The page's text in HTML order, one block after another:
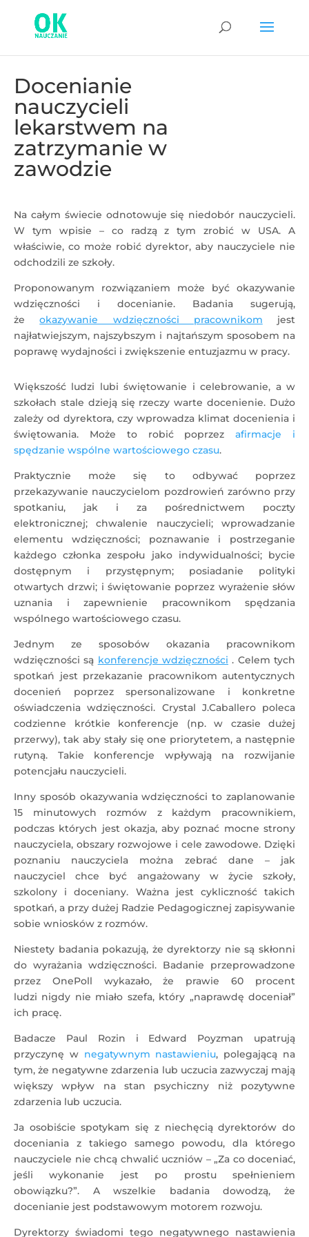
Docenianie
nauczycieli
lekarstwem na
zatrzymanie w
zawodzie
Na całym świecie odnotowuje się niedobór nauczycieli.
W tym wpisie – co radzą z tym zrobić w USA. A
właściwie, co może robić dyrektor, aby nauczyciele nie
odchodzili ze szkoły.
Proponowanym rozwiązaniem może być okazywanie
wdzięczności i docenianie. Badania sugerują,
żeokazywanie wdzięczności pracownikom jest
najłatwiejszym, najszybszym i najtańszym sposobem na
poprawę wydajności i zwiększenie entuzjazmu w pracy.
Większość ludzi lubi świętowanie i celebrowanie, a w
szkołach stale dzieją się rzeczy warte docenienie. Dużo
zależy od dyrektora, czy wprowadza klimat docenienia i
świętowania. Może to robić poprzezafirmacje i
spędzanie wspólne wartościowego czasu.
Praktycznie może się to odbywać poprzez
przekazywanie nauczycielom pozdrowień zarówno przy
spotkaniu, jak i za pośrednictwem poczty
elektronicznej; chwalenie nauczycieli; wprowadzanie
elementu wdzięczności; poznawanie i postrzeganie
każdego członka zespołu jako indywidualności; bycie
dostępnym i przystępnym; posiadanie polityki
otwartych drzwi; i świętowanie poprzez wyrażenie słów
uznania i zapewnienie pracownikom spędzania
wspólnego wartościowego czasu.
Jednym ze sposobów okazania pracownikom
wdzięczności są konferencje wdzięczności . Celem tych
spotkań jest przekazanie pracownikom autentycznych
docenień poprzez spersonalizowane i konkretne
oświadczenia wdzięczności. Crystal J.Caballero poleca
codzienne krótkie konferencje (np. w czasie dużej
przerwy), tak aby stały się one priorytetem, a następnie
rutyną. Takie konferencje wpływają na rozwijanie
potencjału nauczycieli.
Inny sposób okazywania wdzięczności to zaplanowanie
15 minutowych rozmów z każdym pracownikiem,
podczas których jest okazja, aby poznać mocne strony
nauczyciela, obszary rozwojowe i cele zawodowe. Dzięki
poznaniu nauczyciela można zebrać dane – jak
nauczyciel chce być angażowany w życie szkoły,
szkolony i doceniany. Ważna jest cykliczność takich
spotkań, a przy dużej Radzie Pedagogicznej zapisywanie
sobie wniosków z rozmów.
Niestety badania pokazują, że dyrektorzy nie są skłonni
do wyrażania wdzięczności. Badanie przeprowadzone
przez OnePoll wykazało, że prawie 60 procent
ludzi nigdy nie miało szefa, który „naprawdę doceniał”
ich pracę.
Badacze Paul Rozin i Edward Poyzman upatrują
przyczynę w negatywnym nastawieniu, polegającą na
tym, że negatywne zdarzenia lub uczucia zazwyczaj mają
większy wpływ na stan psychiczny niż pozytywne
zdarzenia lub uczucia.
Ja osobiście spotykam się z niechęcią dyrektorów do
doceniania z takiego samego powodu, dla którego
nauczyciele nie chcą chwalić uczniów – „Za co doceniać,
jeśli wykonanie jest po prostu spełnieniem
obowiązku?”. A wszelkie badania dowodzą, że
docenianie jest podstawowym motorem rozwoju.
Dyrektorzy świadomi tego negatywnego nastawienia